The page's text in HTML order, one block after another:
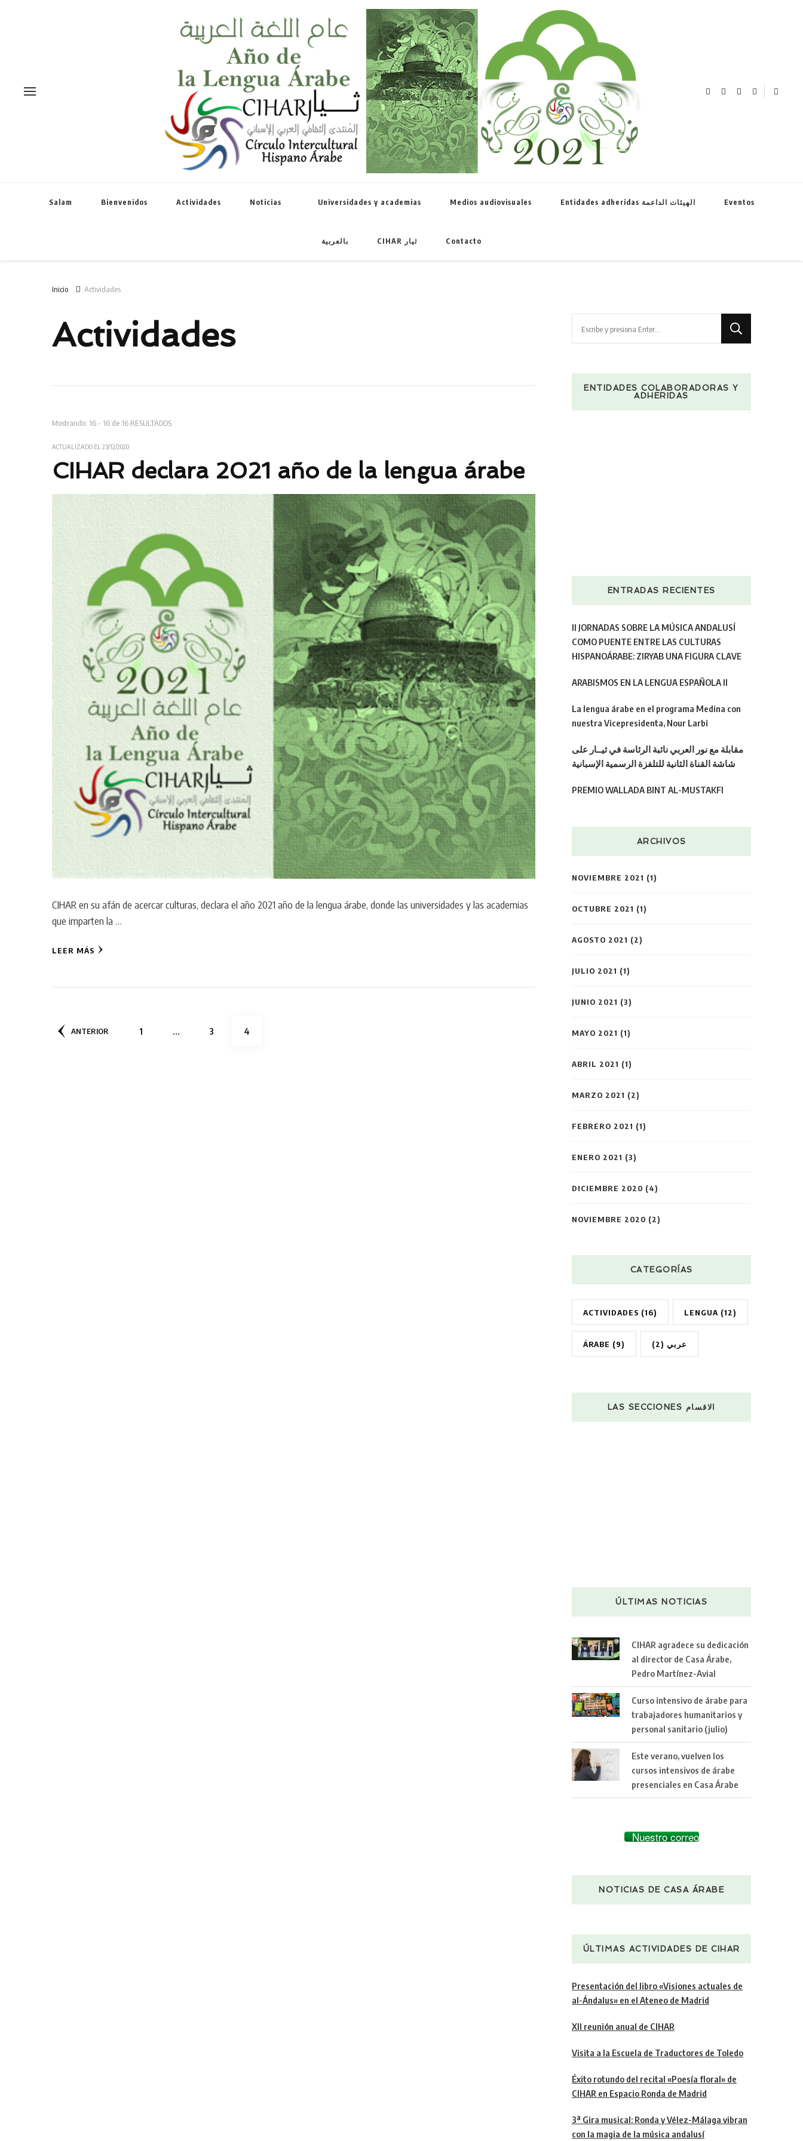
Salam Bienvenidos Actividades Noticias Universidades y academias Medios audiovisuales Entidades adheridas الهيئات الداعمة Eventos
بالعربية CIHAR ثيار Contacto
Inicio Actividades
Actividades
Mostrando: 16 - 16 de 16 RESULTADOS
ACTUALIZADO EL23/12/2020
CIHAR declara 2021 año de la lengua árabe
CIHAR en su afán de acercar culturas, declara el año 2021 año de la lengua árabe, donde las universidades y las academias
que imparten la …
LEER MÁS
Paginación
ANTERIOR PÁGINA
1 PÁGINA
3 PÁGINA
4
ENTIDADES COLABORADORAS Y
ADHERIDAS
ENTRADAS RECIENTES
II JORNADAS SOBRE LA MÚSICA ANDALUSÍ
COMO PUENTE ENTRE LAS CULTURAS
HISPANOÁRABE: ZIRYAB UNA FIGURA CLAVE
ARABISMOS EN LA LENGUA ESPAÑOLA II
La lengua árabe en el programa Medina con
nuestra Vicepresidenta, Nour Larbi
مقابلة مع نور العربي نائبة الرئاسة في ثيــار على
شاشة القناة الثانية للتلفزة الرسمية الإسبانية
PREMIO WALLADA BINT AL-MUSTAKFI
ARCHIVOS
NOVIEMBRE 2021 (1)
OCTUBRE 2021 (1)
AGOSTO 2021 (2)
JULIO 2021 (1)
JUNIO 2021 (3)
MAYO 2021 (1)
ABRIL 2021 (1)
MARZO 2021 (2)
FEBRERO 2021 (1)
ENERO 2021 (3)
DICIEMBRE 2020 (4)
NOVIEMBRE 2020 (2)
CATEGORÍAS
ACTIVIDADES (16) LENGUA (12)
ÁRABE (9) عربي (2)
LAS SECCIONES الاقسام
ÚLTIMAS NOTICIAS
CIHAR agradece su dedicación
al director de Casa Árabe,
Pedro Martínez-Avial
Curso intensivo de árabe para
trabajadores humanitarios y
personal sanitario (julio)
Este verano, vuelven los
cursos intensivos de árabe
presenciales en Casa Árabe
Nuestro correo
NOTICIAS DE CASA ÁRABE
ÚLTIMAS ACTIVIDADES DE CIHAR
Presentación del libro «Visiones actuales de
al-Ándalus» en el Ateneo de Madrid
XII reunión anual de CIHAR
Visita a la Escuela de Traductores de Toledo
Éxito rotundo del recital «Poesía floral» de
CIHAR en Espacio Ronda de Madrid
3ª Gira musical: Ronda y Vélez-Málaga vibran
con la magia de la música andalusí